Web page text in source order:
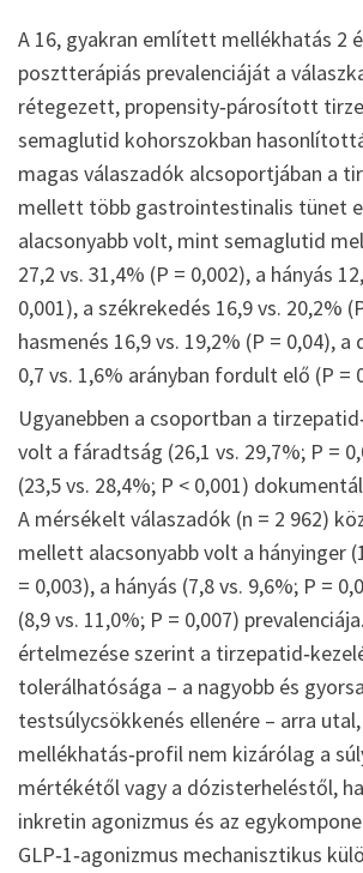
A 16, gyakran említett mellékhatás 2
posztterápiás prevalenciáját a
rétegezett, propensity‑párosított
semaglutid kohorszokban
magas válaszadók alcsoportjában a
mellett több gastrointestinalis tünet
alacsonyabb volt, mint semaglutid
27,2 vs. 31,4% (P = 0,002), a hányás
0,001), a székrekedés 16,9 vs. 20,2%
hasmenés 16,9 vs. 19,2% (P = 0,04), a
0,7 vs. 1,6% arányban fordult elő (P =
Ugyanebben a csoportban a
volt a fáradtság (26,1 vs. 29,7%; P =
(23,5 vs. 28,4%; P < 0,001)
A mérsékelt válaszadók (n = 2 962)
mellett alacsonyabb volt a hányinger
= 0,003), a hányás (7,8 vs. 9,6%; P =
(8,9 vs. 11,0%; P = 0,007)
értelmezése szerint a
tolerálhatósága – a nagyobb és
testsúlycsökkenés ellenére – arra
mellékhatás‑profil nem kizárólag a
mértékétől vagy a dózisterheléstől,
inkretin agonizmus és az
GLP‑1‑agonizmus mechanisztikus